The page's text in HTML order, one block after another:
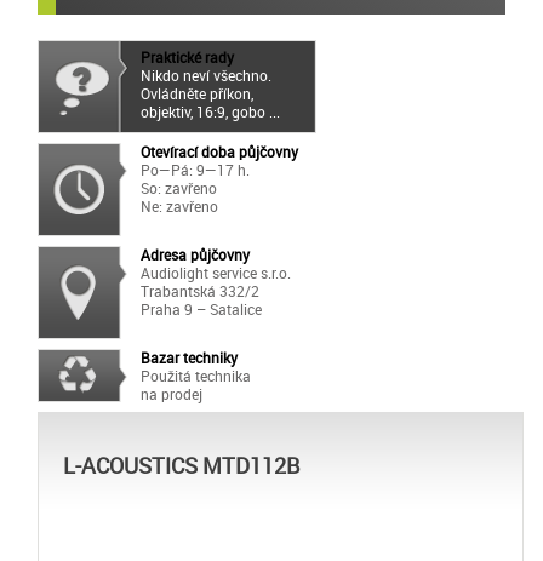
Praktické rady
Nikdo neví všechno.
Ovládněte příkon,
objektiv, 16:9, gobo ...
Otevírací doba půjčovny
Po—Pá: 9—17 h.
So: zavřeno
Ne: zavřeno
Adresa půjčovny
Audiolight service s.r.o.
Trabantská 332/2
Praha 9 – Satalice
Bazar techniky
Použitá technika
na prodej
L-ACOUSTICS MTD112B